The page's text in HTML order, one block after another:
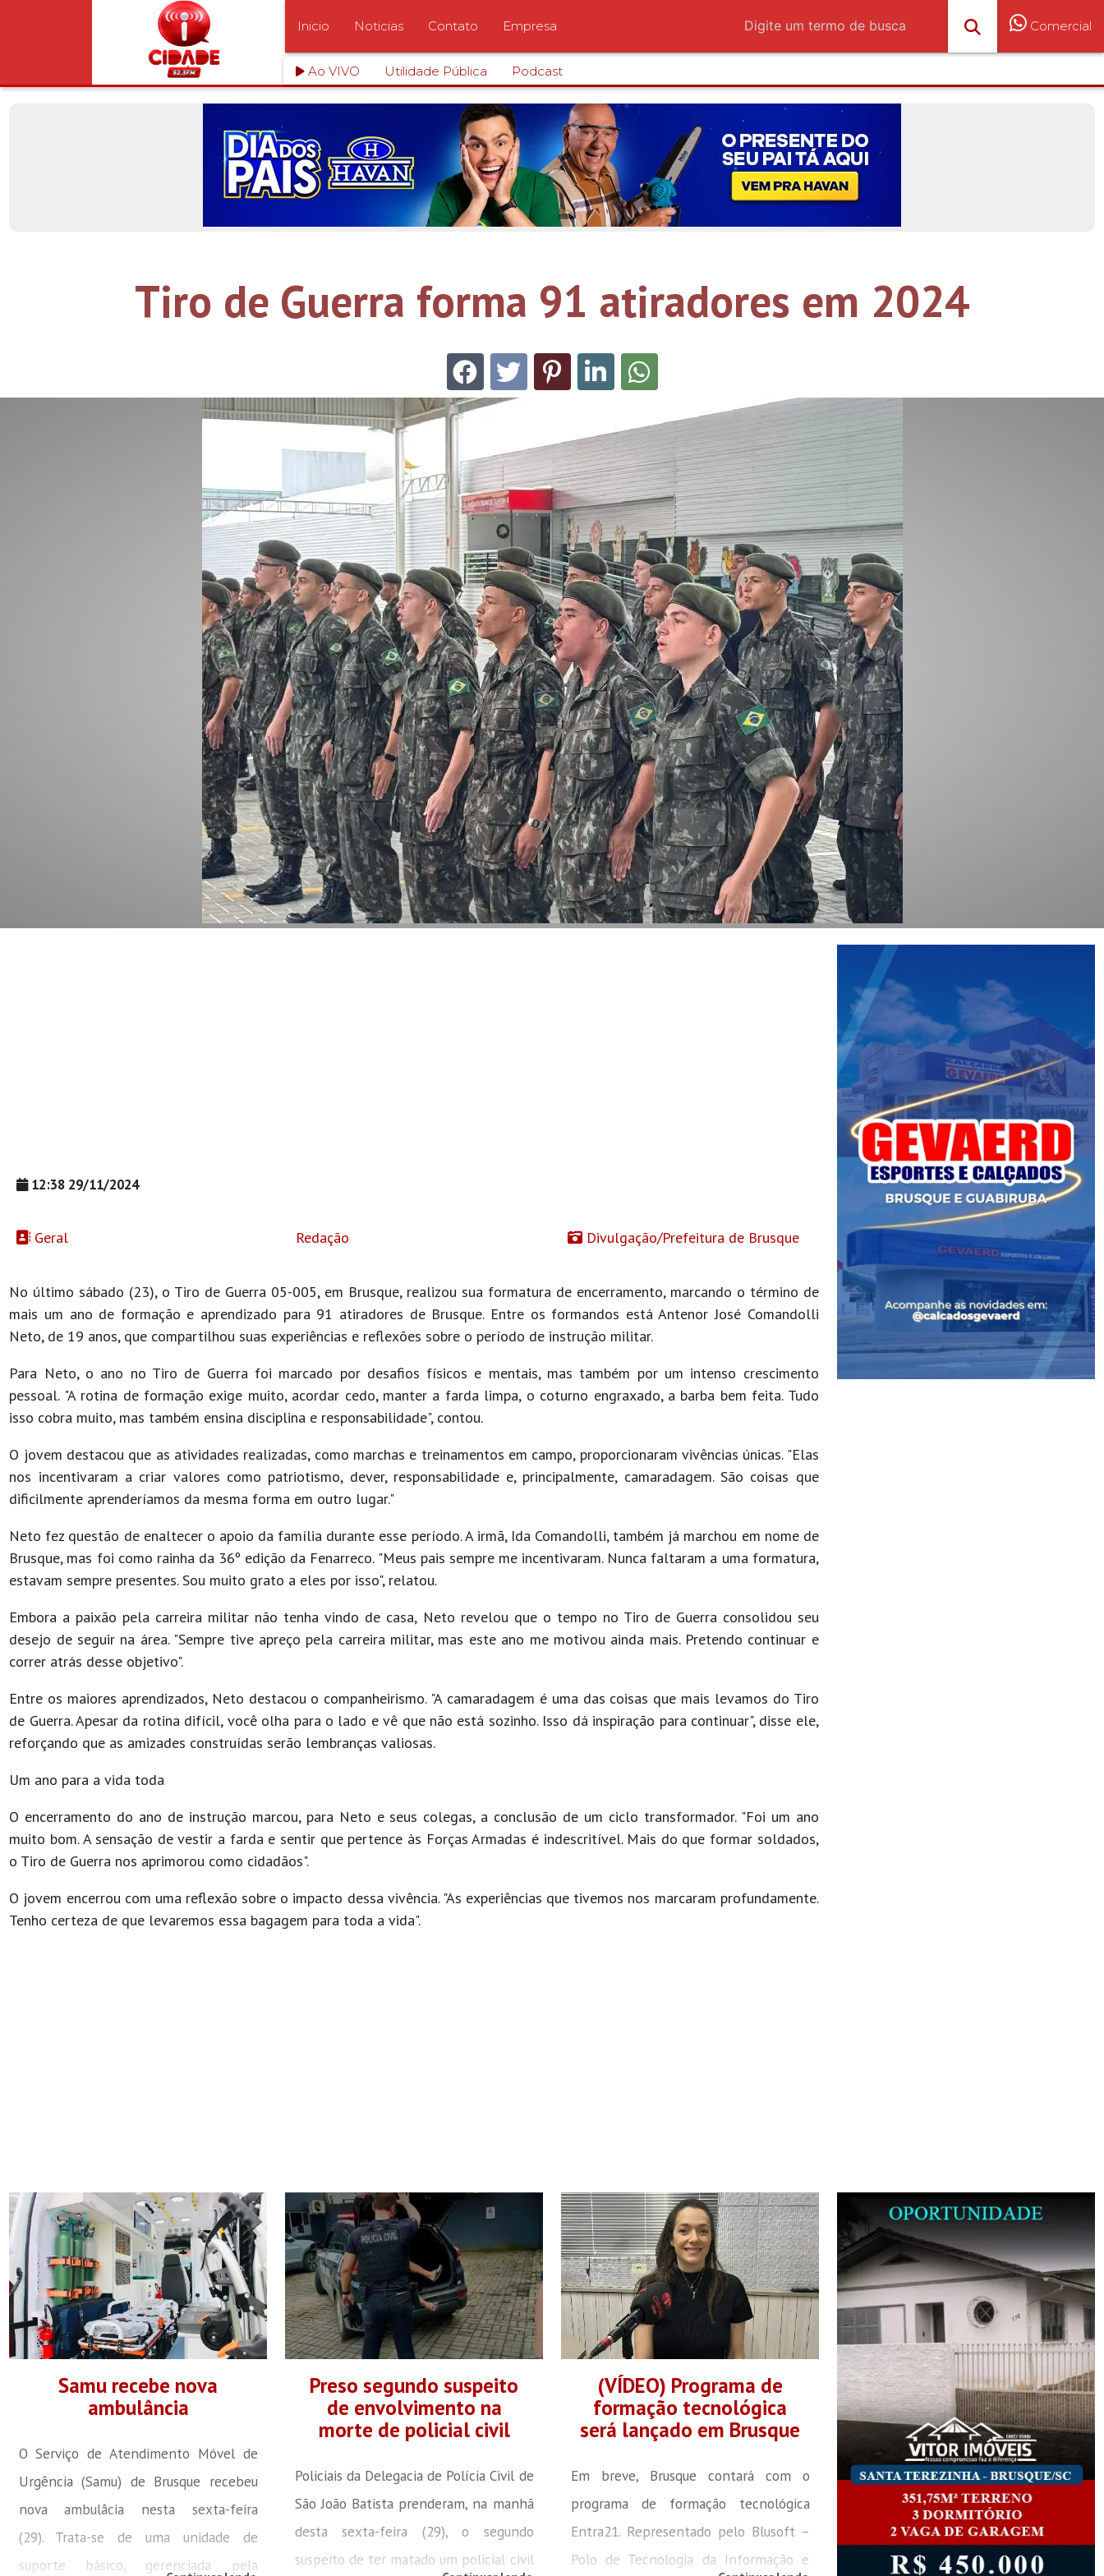
Inicio Noticias Contato Empresa Comercial
Ao VIVO Utilidade Pública Podcast
Tiro de Guerra forma 91 atiradores em 2024
12:38 29/11/2024
Geral Redação Divulgação/Prefeitura de Brusque
No último sábado (23), o Tiro de Guerra 05-005, em Brusque, realizou sua formatura de encerramento, marcando o término de
mais um ano de formação e aprendizado para 91 atiradores de Brusque. Entre os formandos está Antenor José Comandolli
Neto, de 19 anos, que compartilhou suas experiências e reflexões sobre o período de instrução militar.
Para Neto, o ano no Tiro de Guerra foi marcado por desafios físicos e mentais, mas também por um intenso crescimento
pessoal. "A rotina de formação exige muito, acordar cedo, manter a farda limpa, o coturno engraxado, a barba bem feita. Tudo
isso cobra muito, mas também ensina disciplina e responsabilidade", contou.
O jovem destacou que as atividades realizadas, como marchas e treinamentos em campo, proporcionaram vivências únicas. "Elas
nos incentivaram a criar valores como patriotismo, dever, responsabilidade e, principalmente, camaradagem. São coisas que
dificilmente aprenderíamos da mesma forma em outro lugar."
Neto fez questão de enaltecer o apoio da família durante esse período. A irmã, Ida Comandolli, também já marchou em nome de
Brusque, mas foi como rainha da 36º edição da Fenarreco. "Meus pais sempre me incentivaram. Nunca faltaram a uma formatura,
estavam sempre presentes. Sou muito grato a eles por isso", relatou.
Embora a paixão pela carreira militar não tenha vindo de casa, Neto revelou que o tempo no Tiro de Guerra consolidou seu
desejo de seguir na área. "Sempre tive apreço pela carreira militar, mas este ano me motivou ainda mais. Pretendo continuar e
correr atrás desse objetivo".
Entre os maiores aprendizados, Neto destacou o companheirismo. "A camaradagem é uma das coisas que mais levamos do Tiro
de Guerra. Apesar da rotina difícil, você olha para o lado e vê que não está sozinho. Isso dá inspiração para continuar", disse ele,
reforçando que as amizades construídas serão lembranças valiosas.
Um ano para a vida toda
O encerramento do ano de instrução marcou, para Neto e seus colegas, a conclusão de um ciclo transformador. "Foi um ano
muito bom. A sensação de vestir a farda e sentir que pertence às Forças Armadas é indescritível. Mais do que formar soldados,
o Tiro de Guerra nos aprimorou como cidadãos".
O jovem encerrou com uma reflexão sobre o impacto dessa vivência. "As experiências que tivemos nos marcaram profundamente.
Tenho certeza de que levaremos essa bagagem para toda a vida".
Samu recebe nova
ambulância
O Serviço de Atendimento Móvel de
Urgência (Samu) de Brusque recebeu
nova ambulâcia nesta sexta-feira
(29). Trata-se de uma unidade de
suporte básico, gerenciada pela
Preso segundo suspeito
de envolvimento na
morte de policial civil
Policiais da Delegacia de Polícia Civil de
São João Batista prenderam, na manhã
desta sexta-feira (29), o segundo
suspeito de ter matado um policial civil
(VÍDEO) Programa de
formação tecnológica
será lançado em Brusque
Em breve, Brusque contará com o
programa de formação tecnológica
Entra21. Representado pelo Blusoft –
Polo de Tecnologia da Informação e